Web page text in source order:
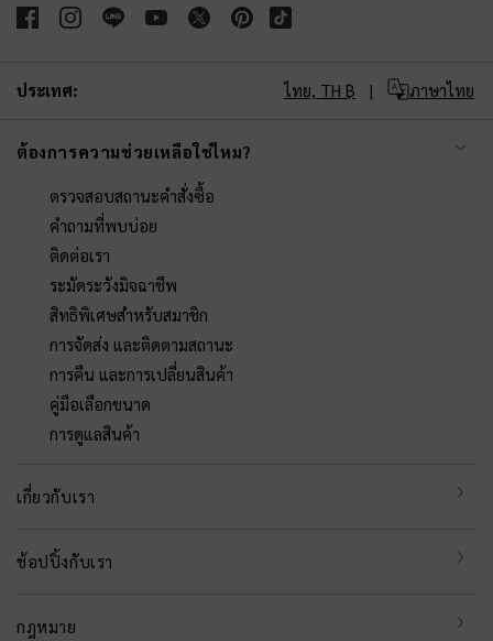
ประเทศ: ไทย, TH ฿ ภาษาไทย
ต้องการความช่วยเหลือใช่ไหม?
ตรวจสอบสถานะคำสั่งซื้อ
คำถามที่พบบ่อย
ติดต่อเรา
ระมัดระวังมิจฉาชีพ
สิทธิพิเศษสำหรับสมาชิก
การจัดส่ง และติดตามสถานะ
การคืน และการเปลี่ยนสินค้า
คู่มือเลือกขนาด
การดูแลสินค้า
เกี่ยวกับเรา
ช้อปปิ้งกับเรา
กฎหมาย